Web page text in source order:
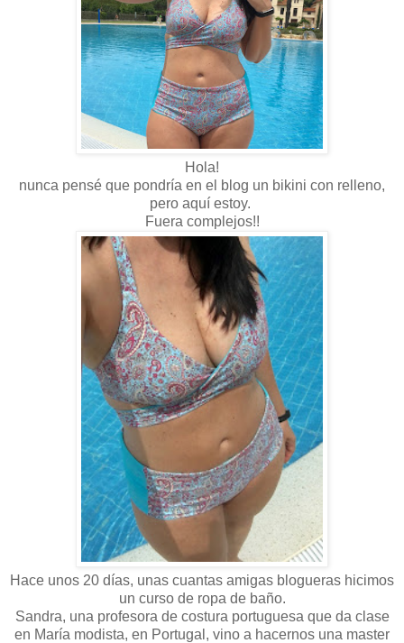
Hola!
nunca pensé que pondría en el blog un bikini con relleno,
pero aquí estoy.
Fuera complejos!!
Hace unos 20 días, unas cuantas amigas blogueras hicimos
un curso de ropa de baño.
Sandra, una profesora de costura portuguesa que da clase
en María modista, en Portugal, vino a hacernos una master